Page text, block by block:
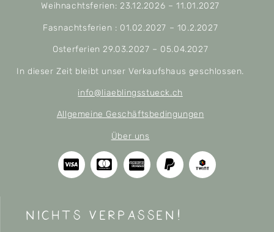
Weihnachtsferien: 23.12.2026 – 11.01.2027
Fasnachtsferien : 01.02.2027 – 10.2.2027
Osterferien 29.03.2027 – 05.04.2027
In dieser Zeit bleibt unser Verkaufshaus geschlossen.
info@liaeblingsstueck.ch
Allgemeine Geschäftsbedingungen
Über uns
nichts verpassen!